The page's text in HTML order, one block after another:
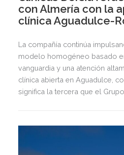
con Almería con la
clínica Aguadulce-
La compañía continúa
modelo homogéneo basado
vanguardia y una atención
clínica abierta en Aguadulce,
significa la tercera que el